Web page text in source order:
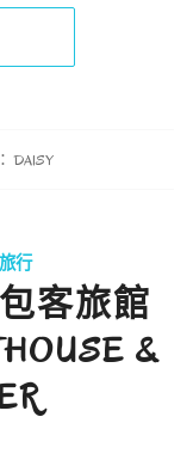
DAISY
行
客旅館
&